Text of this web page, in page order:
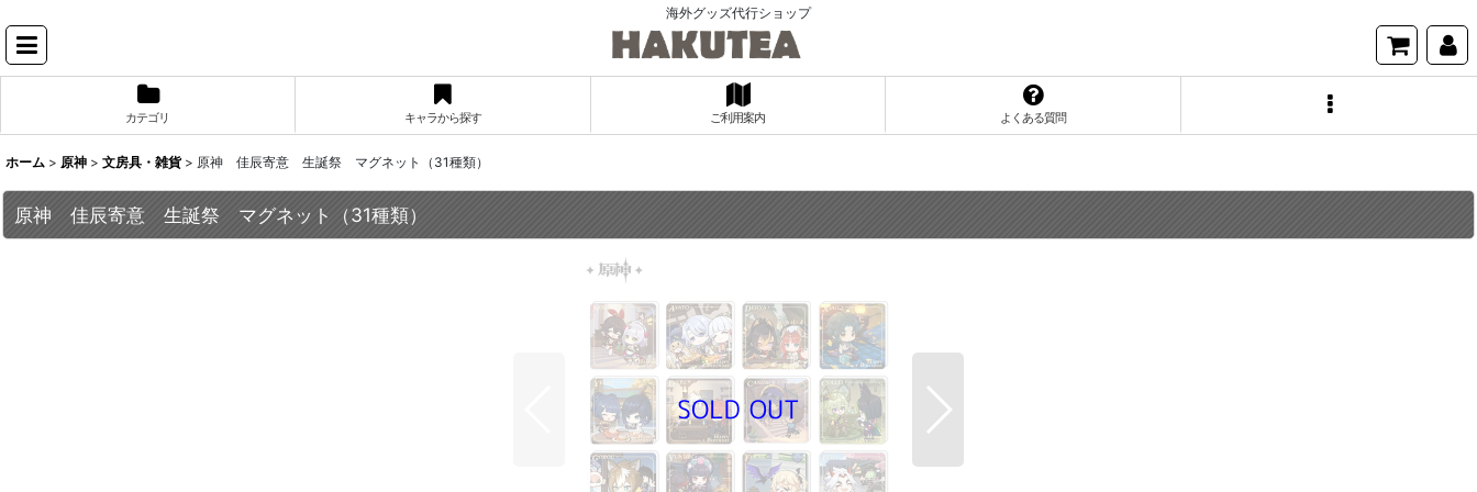
海外グッズ代行ショップ
カテゴリ キャラから探す ご利用案内 よくある質問
ホーム > 原神 > 文房具・雑貨 > 原神 佳辰寄意 生誕祭 マグネット（31種類）
原神 佳辰寄意 生誕祭 マグネット（31種類）